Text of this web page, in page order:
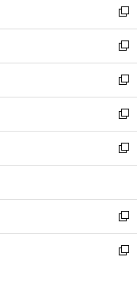
く
で
開
く
ド
ウ
で
開
く
ィ
ン
ド
ウ
で
開
く
い
ウ
ィ
ン
ド
ウ
で
開
く
新
し
い
ウ
ィ
ン
ド
ウ
で
開
新
し
い
ウ
ィ
ン
ド
ウ
開
く
新
し
い
ウ
ィ
ン
ウ
で
開
く
新
し
い
ウ
ン
ド
ウ
で
新
し
ウ
ィ
ン
ド
新
し
い
新